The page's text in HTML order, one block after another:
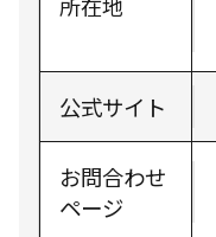
公式サイト
お問合わせ
ページ